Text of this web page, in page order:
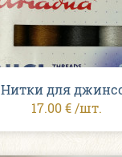
Нитки для
17.00 € /шт.